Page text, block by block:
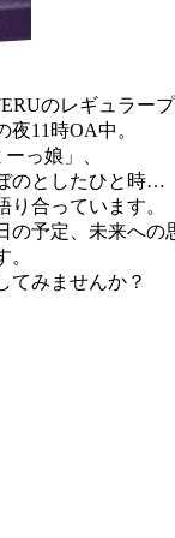
のレギュラープ
11時OA中。
っ娘」、
のとしたひと時…
合っています。
予定、未来への
てみませんか？